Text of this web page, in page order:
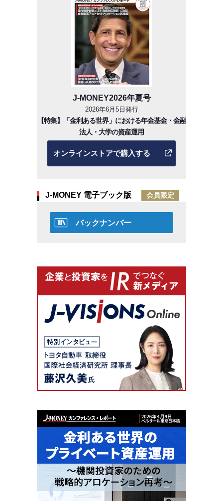
J-MONEY2026年夏号
2026年6月5日発行
【特集】「金利ある世界」における年金基金・金融
法人・大学の資産運用
オンラインストアで購入する
J-MONEY 電子ブック版 会員限定
バックナンバー